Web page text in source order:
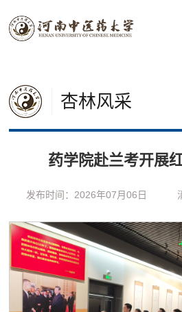
杏林风采
药学院赴兰考开展
发布时间：2026年07月06日